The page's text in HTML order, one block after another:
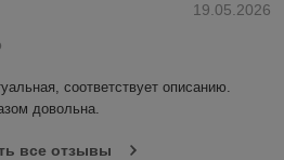
растворы для облицовки;
плиты и задвижки
печных материалов с
Беларуси.
19.05.2026
соответствует описанию.
довольна.
все отзывы